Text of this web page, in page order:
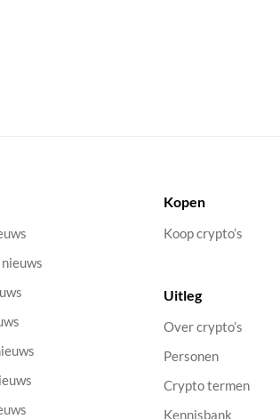
Kopen
Koop crypto’s
Uitleg
Over crypto’s
Personen
Crypto termen
Kennisbank